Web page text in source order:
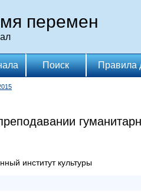
перемен
Поиск Правила
институт культуры